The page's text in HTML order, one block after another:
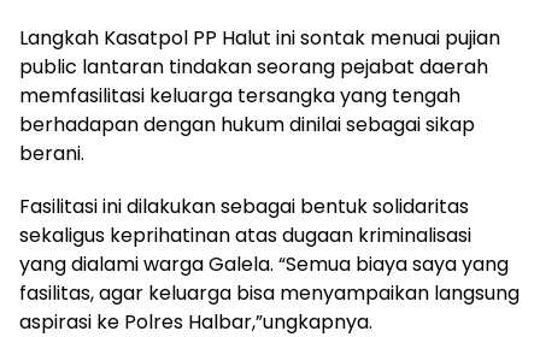
Langkah Kasatpol PP Halut ini sontak menuai pujian
public lantaran tindakan seorang pejabat daerah
memfasilitasi keluarga tersangka yang tengah
berhadapan dengan hukum dinilai sebagai sikap
berani.
Fasilitasi ini dilakukan sebagai bentuk solidaritas
sekaligus keprihatinan atas dugaan kriminalisasi
yang dialami warga Galela. “Semua biaya saya yang
fasilitas, agar keluarga bisa menyampaikan langsung
aspirasi ke Polres Halbar,”ungkapnya.